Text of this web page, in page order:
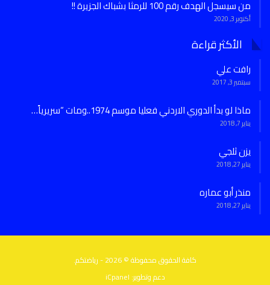
من سيسجل الهدف رقم 100 للرمثا بشباك الجزيرة !!
أكتوبر 3, 2020
الأكثر قراءة
رافت علي
سبتمبر 3, 2017
ماذا لو بدأ الدوري الاردني فعليا موسم 1974..ومات “سريرياً…
يناير 7, 2018
يزن ثلجي
يناير 27, 2018
منذر أبو عماره
يناير 27, 2018
كافة الحقوق محفوظة © 2026 - رياضتكم.
دعم وتطوير: iCpanel